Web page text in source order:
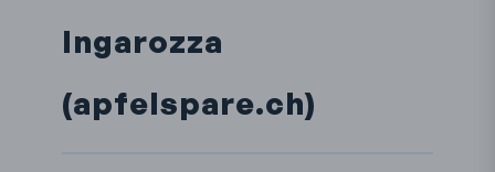
Ingarozza
(apfelspare.ch)